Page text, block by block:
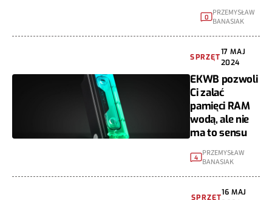
0
PRZEMYSŁAW
BANASIAK
SPRZĘT
17 MAJ
2024
EKWB pozwoli
Ci zalać
pamięci RAM
wodą, ale nie
ma to sensu
4
PRZEMYSŁAW
BANASIAK
SPRZĘT
16 MAJ